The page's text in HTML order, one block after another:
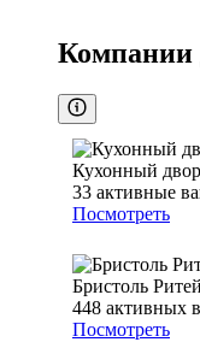
Компании
Кухонный двор
33 активные
Посмотреть
Бристоль
448 активных
Посмотреть